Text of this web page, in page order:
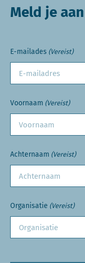
Meld je
E-mailades (Vereist)
Voornaam (Vereist)
Achternaam (Vereist)
Organisatie (Vereist)